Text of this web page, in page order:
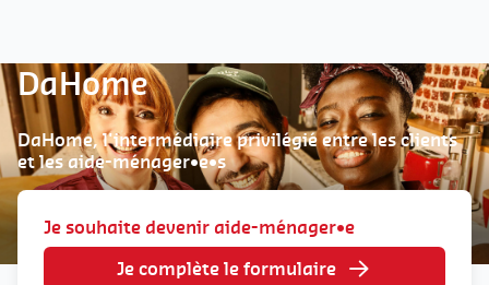
DaHome
DaHome, l'intermédiaire privilégié entre les clients
et les aide-ménager•e•s
Je souhaite devenir aide-ménager•e
Je complète le formulaire